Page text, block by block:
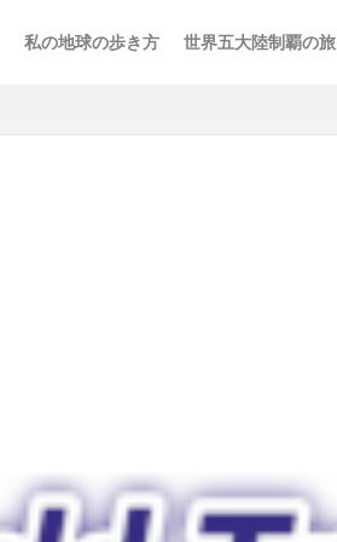
私の地球の歩き方 世界五大陸制覇の旅